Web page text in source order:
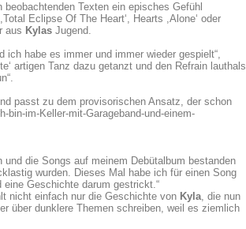
Texten ein episches Gefühl
Eclipse Of The Heart‘, Hearts ,Alone‘ oder
aus Kylas Jugend.
ich habe es immer und immer wieder gespielt“,
artigen Tanz dazu getanzt und den Refrain lauthals
passt zu dem provisorischen Ansatz, der schon
im-Keller-mit-Garageband-und-einem-
die Songs auf meinem Debütalbum bestanden
wurden. Dieses Mal habe ich für einen Song
Geschichte darum gestrickt.“
nicht einfach nur die Geschichte von Kyla, die nun
über dunklere Themen schreiben, weil es ziemlich